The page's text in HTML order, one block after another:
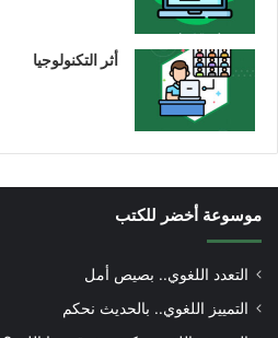
أثر التكنولوجيا
موسوعة أخضر للكتب
التعدد اللغوي.. بصيص أمل
التمييز اللغوي.. بالحديث نحكم